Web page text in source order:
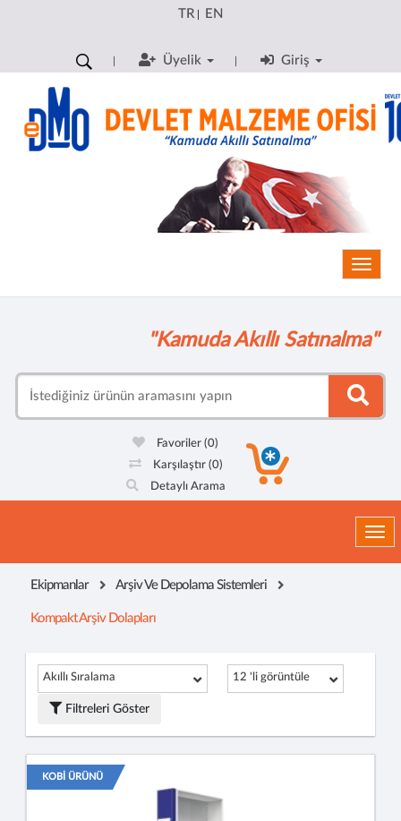
TR| EN
Üyelik Giriş
"Kamuda Akıllı Satınalma"
Favoriler(0)
Karşılaştır (0)
Detaylı Arama
Ekipmanlar Arşiv Ve Depolama Sistemleri
Kompakt Arşiv Dolapları
Akıllı Sıralama 12 'li görüntüle
Filtreleri Göster
KOBİ ÜRÜNÜ